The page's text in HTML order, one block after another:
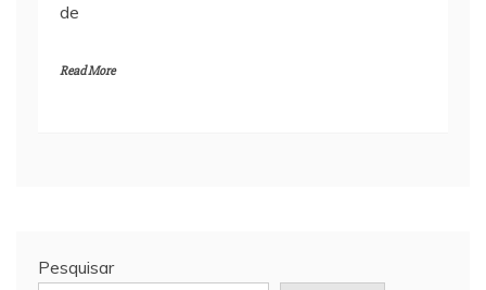
de
Read More
Pesquisar